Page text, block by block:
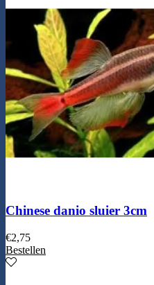
Chinese danio sluier 3cm
€2,75
Bestellen